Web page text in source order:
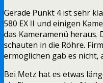
Gerade Punkt 4 ist sehr
580 EX II und einigen
das Kameramenü heraus.
schauten in die Röhre.
ermöglichen gab es nicht,
Bei Metz hat es etwas